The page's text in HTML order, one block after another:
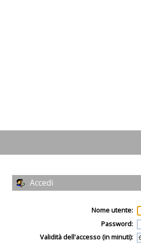
Accedi
Nome utente:
Password:
Validità dell'accesso (in minuti):